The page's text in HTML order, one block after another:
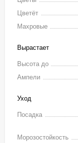
Цветёт
Махровые
Вырастает
Высота до
Ампели
Уход
Посадка
Морозостойкость